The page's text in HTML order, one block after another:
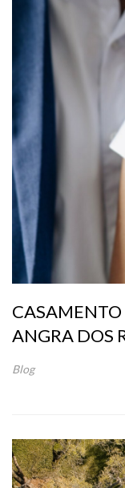
CASAMENTO
ANGRA DOS
Blog